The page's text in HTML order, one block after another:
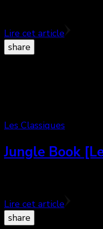
Lire cet article
share
Les Classiques
Jungle Book
Lire cet article
share